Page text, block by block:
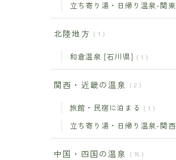
立ち寄り湯・日帰り温泉-関東
北陸地方 1
和倉温泉 [石川県] 1
関西・近畿の温泉 2
旅館・民宿に泊まる 1
立ち寄り湯・日帰り温泉-関西
中国・四国の温泉 16